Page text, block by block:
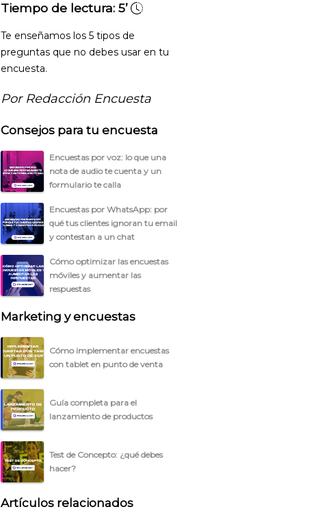
Tiempo de lectura:5’
Te enseñamos los 5 tipos de
preguntas que no debes usar en tu
encuesta.
Por Redacción Encuesta
Consejos para tu encuesta
Encuestas por voz: lo que una
nota de audio te cuenta y un
formulario te calla
Encuestas por WhatsApp: por
qué tus clientes ignoran tu email
y contestan a un chat
Cómo optimizar las encuestas
móviles y aumentar las
respuestas
Marketing y encuestas
Cómo implementar encuestas
con tablet en punto de venta
Guía completa para el
lanzamiento de productos
Test de Concepto: ¿qué debes
hacer?
Artículos relacionados